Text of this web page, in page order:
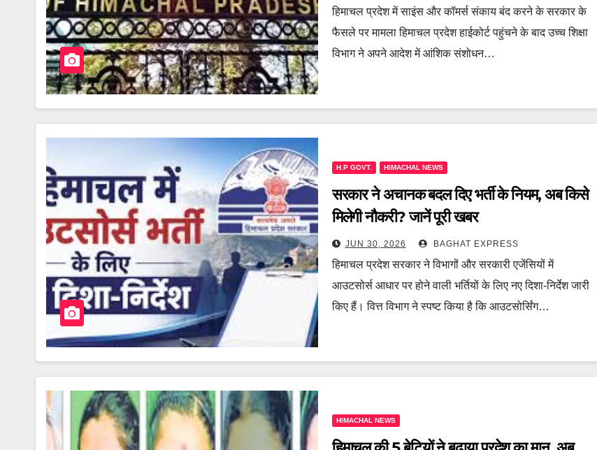
हिमाचल प्रदेश में साइंस और कॉमर्स संकाय बंद करने के सरकार के
फैसले पर मामला हिमाचल प्रदेश हाईकोर्ट पहुंचने के बाद उच्च शिक्षा
विभाग ने अपने आदेश में आंशिक संशोधन…
H.P GOVT. HIMACHAL NEWS
सरकार ने अचानक बदल दिए भर्ती के नियम, अब किसे
मिलेगी नौकरी? जानें पूरी खबर
JUN 30, 2026 BAGHAT EXPRESS
हिमाचल प्रदेश सरकार ने विभागों और सरकारी एजेंसियों में
आउटसोर्स आधार पर होने वाली भर्तियों के लिए नए दिशा-निर्देश जारी
किए हैं। वित्त विभाग ने स्पष्ट किया है कि आउटसोर्सिंग…
HIMACHAL NEWS